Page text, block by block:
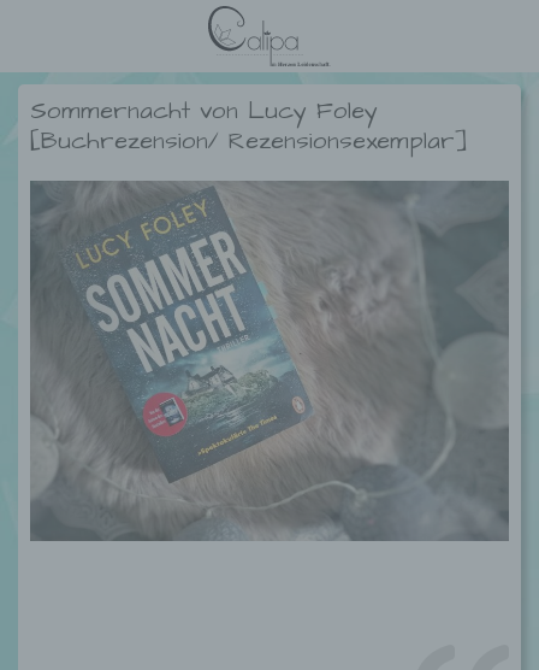
Sommernacht von Lucy Foley
[Buchrezension/ Rezensionsexemplar]